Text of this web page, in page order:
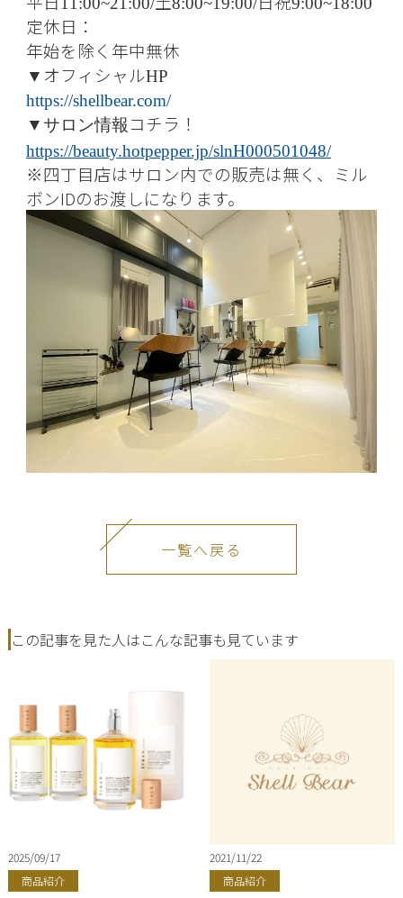
定休日：
年始を除く年中無休
▼ オフィシャルHP
https://shellbear.com/
▼サロン情報 コチラ！
https://beauty.hotpepper.jp/slnH000501048/
※四丁目店はサロン内での販売は無く、ミル
ボンIDのお渡しになります。
一覧へ戻る
この記事を見た人はこんな記事も見ています
2025/09/17
商品紹介
2021/11/22
商品紹介